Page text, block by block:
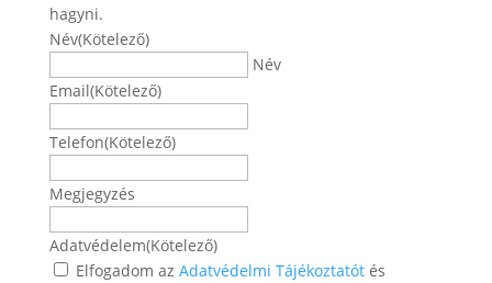
hagyni.
Név(Kötelező)
Név
Email(Kötelező)
Telefon(Kötelező)
Megjegyzés
Adatvédelem(Kötelező)
Elfogadom az Adatvédelmi Tájékoztatótés